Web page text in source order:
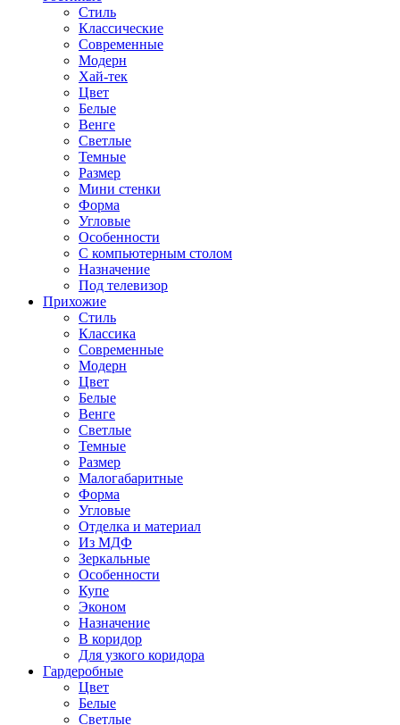
Стиль
Классические
Современные
Модерн
Хай-тек
Цвет
Белые
Венге
Светлые
Темные
Размер
Мини стенки
Форма
Угловые
Особенности
С компьютерным столом
Назначение
Под телевизор
Прихожие
Стиль
Классика
Современные
Модерн
Цвет
Белые
Венге
Светлые
Темные
Размер
Малогабаритные
Форма
Угловые
Отделка и материал
Из МДФ
Зеркальные
Особенности
Купе
Эконом
Назначение
В коридор
Для узкого коридора
Гардеробные
Цвет
Белые
Светлые